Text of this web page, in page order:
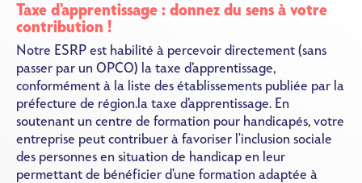
Taxe d'apprentissage : donnez du sens à votre
contribution !
Notre ESRP est habilité à percevoir directement (sans
passer par un OPCO) la taxe d’apprentissage,
conformément à la liste des établissements publiée par la
préfecture de région.la taxe d’apprentissage. En
soutenant un centre de formation pour handicapés, votre
entreprise peut contribuer à favoriser l'inclusion sociale
des personnes en situation de handicap en leur
permettant de bénéficier d'une formation adaptée à